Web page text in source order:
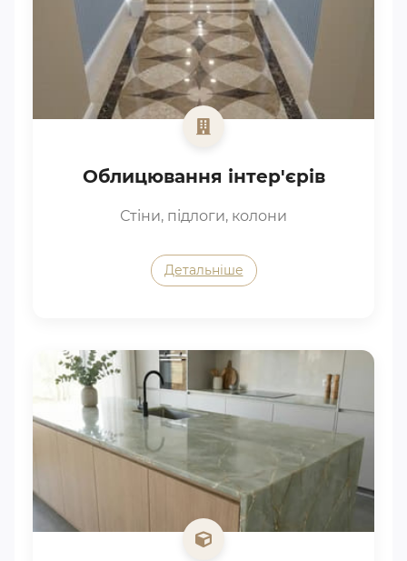
Облицювання інтер'єрів
Стіни, підлоги, колони
Детальніше